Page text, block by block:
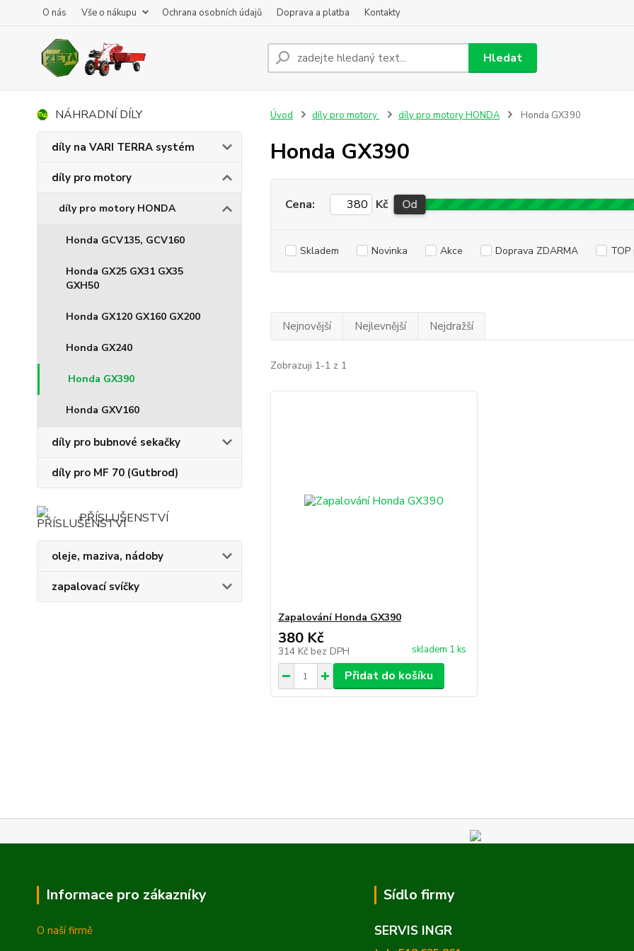
O nás Vše o nákupu Ochrana osobních údajů Doprava a platba Kontakty
Hledat
NÁHRADNÍ DÍLY
díly na VARI TERRA systém
díly pro motory
díly pro motory HONDA
Honda GCV135, GCV160
Honda GX25 GX31 GX35
GXH50
Honda GX120 GX160 GX200
Honda GX240
Honda GX390
Honda GXV160
díly pro bubnové sekačky
díly pro MF 70 (Gutbrod)
PŘÍSLUŠENSTVÍ
oleje, maziva, nádoby
zapalovací svíčky
Úvod díly pro motory díly pro motory HONDA Honda GX390
Honda GX390
Cena: Kč Od
Skladem Novinka Akce Doprava ZDARMA
Nejnovější Nejlevnější Nejdražší
Zobrazuji 1-1 z 1
Zapalování Honda GX390
380 Kč
314 Kč bez DPH skladem 1 ks
Přidat do košíku
Informace pro zákazníky
O naší firmě
Sídlo firmy
SERVIS INGR